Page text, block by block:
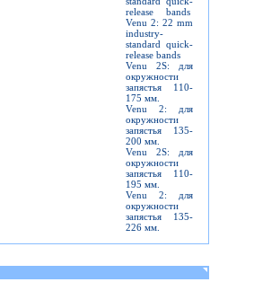
release bands
Venu 2: 22 mm
industry-
standard quick-
release bands
Venu 2S: для
окружности
запястья 110-
175 мм.
Venu 2: для
окружности
запястья 135-
200 мм.
Venu 2S: для
окружности
запястья 110-
195 мм.
Venu 2: для
окружности
запястья 135-
226 мм.